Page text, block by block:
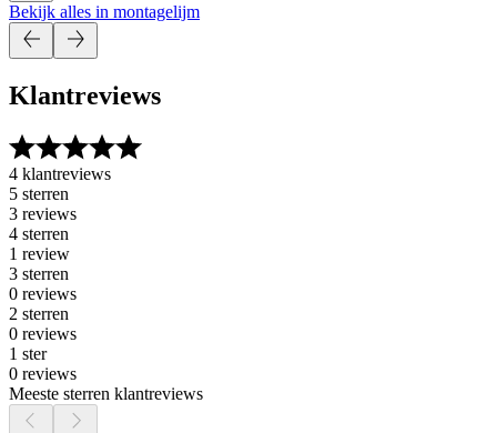
Bekijk alles in montagelijm
Klantreviews
4 klantreviews
5 sterren
3 reviews
4 sterren
1 review
3 sterren
0 reviews
2 sterren
0 reviews
1 ster
0 reviews
Meeste sterren klantreviews